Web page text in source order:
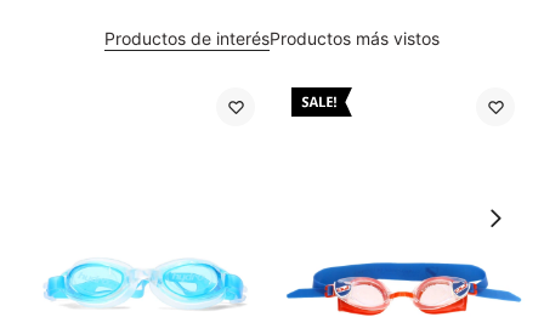
Productos de interésProductos más vistos